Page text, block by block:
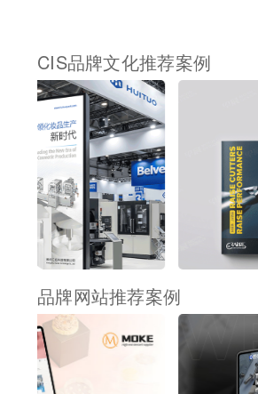
CIS品牌文化推荐案例
品牌网站推荐案例